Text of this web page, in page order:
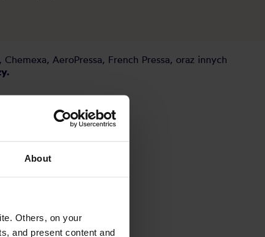
About
Others, on your
and present content and
AeroPressa, French Pressa, oraz innych
.